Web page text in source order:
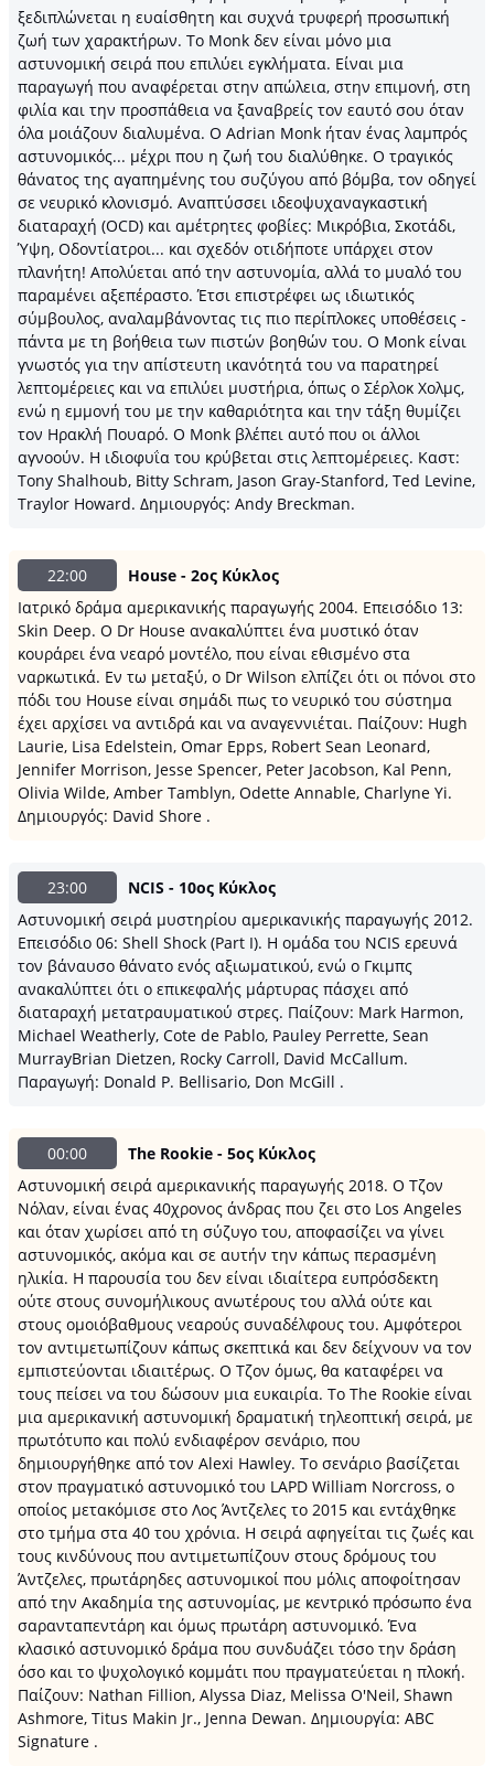
ξεδιπλώνεται η ευαίσθητη και συχνά τρυφερή προσωπική
ζωή των χαρακτήρων. Το Monk δεν είναι μόνο μια
αστυνομική σειρά που επιλύει εγκλήματα. Είναι μια
παραγωγή που αναφέρεται στην απώλεια, στην επιμονή, στη
φιλία και την προσπάθεια να ξαναβρείς τον εαυτό σου όταν
όλα μοιάζουν διαλυμένα. Ο Adrian Monk ήταν ένας λαμπρός
αστυνομικός... μέχρι που η ζωή του διαλύθηκε. Ο τραγικός
θάνατος της αγαπημένης του συζύγου από βόμβα, τον οδηγεί
σε νευρικό κλονισμό. Αναπτύσσει ιδεοψυχαναγκαστική
διαταραχή (OCD) και αμέτρητες φοβίες: Μικρόβια, Σκοτάδι,
Ύψη, Οδοντίατροι... και σχεδόν οτιδήποτε υπάρχει στον
πλανήτη! Απολύεται από την αστυνομία, αλλά το μυαλό του
παραμένει αξεπέραστο. Έτσι επιστρέφει ως ιδιωτικός
σύμβουλος, αναλαμβάνοντας τις πιο περίπλοκες υποθέσεις -
πάντα με τη βοήθεια των πιστών βοηθών του. Ο Monk είναι
γνωστός για την απίστευτη ικανότητά του να παρατηρεί
λεπτομέρειες και να επιλύει μυστήρια, όπως ο Σέρλοκ Χολμς,
ενώ η εμμονή του με την καθαριότητα και την τάξη θυμίζει
τον Ηρακλή Πουαρό. Ο Monk βλέπει αυτό που οι άλλοι
αγνοούν. Η ιδιοφυΐα του κρύβεται στις λεπτομέρειες. Kαστ:
Tony Shalhoub, Bitty Schram, Jason Gray-Stanford, Ted Levine,
Traylor Howard. Δημιουργός: Andy Breckman.
22:00
House - 2ος Κύκλος
Ιατρικό δράμα αμερικανικής παραγωγής 2004. Επεισόδιο 13:
Skin Deep. Ο Dr House ανακαλύπτει ένα μυστικό όταν
κουράρει ένα νεαρό μοντέλο, που είναι εθισμένο στα
ναρκωτικά. Εν τω μεταξύ, ο Dr Wilson ελπίζει ότι οι πόνοι στο
πόδι του House είναι σημάδι πως το νευρικό του σύστημα
έχει αρχίσει να αντιδρά και να αναγεννιέται. Παίζουν: Hugh
Laurie, Lisa Edelstein, Omar Epps, Robert Sean Leonard,
Jennifer Morrison, Jesse Spencer, Peter Jacobson, Kal Penn,
Olivia Wilde, Amber Tamblyn, Odette Annable, Charlyne Yi.
Δημιουργός: David Shore .
23:00
NCIS - 10ος Κύκλος
Αστυνομική σειρά μυστηρίου αμερικανικής παραγωγής 2012.
Επεισόδιο 06: Shell Shock (Part I). Η ομάδα του NCIS ερευνά
τον βάναυσο θάνατο ενός αξιωματικού, ενώ ο Γκιμπς
ανακαλύπτει ότι ο επικεφαλής μάρτυρας πάσχει από
διαταραχή μετατραυματικού στρες. Παίζουν: Mark Harmon,
Michael Weatherly, Cote de Pablo, Pauley Perrette, Sean
MurrayBrian Dietzen, Rocky Carroll, David McCallum.
Παραγωγή: Donald P. Bellisario, Don McGill .
00:00
The Rookie - 5ος Κύκλος
Αστυνομική σειρά αμερικανικής παραγωγής 2018. Ο Τζον
Νόλαν, είναι ένας 40χρονος άνδρας που ζει στο Los Angeles
και όταν χωρίσει από τη σύζυγο του, αποφασίζει να γίνει
αστυνομικός, ακόμα και σε αυτήν την κάπως περασμένη
ηλικία. Η παρουσία του δεν είναι ιδιαίτερα ευπρόσδεκτη
ούτε στους συνομήλικους ανωτέρους του αλλά ούτε και
στους ομοιόβαθμους νεαρούς συναδέλφους του. Αμφότεροι
τον αντιμετωπίζουν κάπως σκεπτικά και δεν δείχνουν να τον
εμπιστεύονται ιδιαιτέρως. Ο Τζον όμως, θα καταφέρει να
τους πείσει να του δώσουν μια ευκαιρία. Το The Rookie είναι
μια αμερικανική αστυνομική δραματική τηλεοπτική σειρά, με
πρωτότυπο και πολύ ενδιαφέρον σενάριο, που
δημιουργήθηκε από τον Alexi Hawley. Το σενάριο βασίζεται
στον πραγματικό αστυνομικό του LAPD William Norcross, ο
οποίος μετακόμισε στο Λος Άντζελες το 2015 και εντάχθηκε
στο τμήμα στα 40 του χρόνια. Η σειρά αφηγείται τις ζωές και
τους κινδύνους που αντιμετωπίζουν στους δρόμους του
Άντζελες, πρωτάρηδες αστυνομικοί που μόλις αποφοίτησαν
από την Ακαδημία της αστυνομίας, με κεντρικό πρόσωπο ένα
σαρανταπεντάρη και όμως πρωτάρη αστυνομικό. Ένα
κλασικό αστυνομικό δράμα που συνδυάζει τόσο την δράση
όσο και το ψυχολογικό κομμάτι που πραγματεύεται η πλοκή.
Παίζουν: Nathan Fillion, Alyssa Diaz, Melissa O'Neil, Shawn
Ashmore, Titus Makin Jr., Jenna Dewan. Δημιουργία: ABC
Signature .